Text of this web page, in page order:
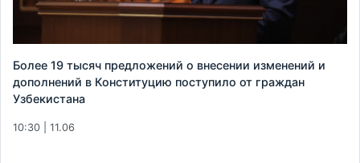
Более 19 тысяч предложений о внесении изменений и
дополнений в Конституцию поступило от граждан
Узбекистана
10:30 | 11.06